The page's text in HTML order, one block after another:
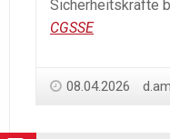
Sicherheitskräfte
CGSSE
08.04.2026